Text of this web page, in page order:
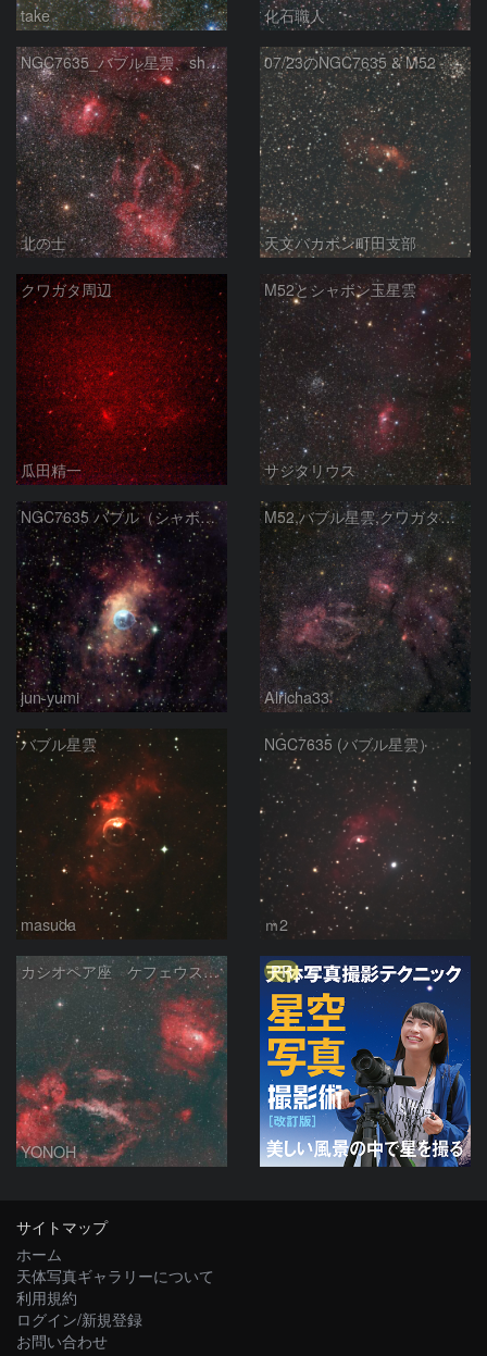
take 化石職人
NGC7635_バブル星雲、sh2-157_くわがた星雲
北の士
07/23のNGC7635 & M52
天文バカボン町田支部
クワガタ周辺
瓜田精一
M52とシャボン玉星雲
サジタリウス
NGC7635 バブル（シャボン玉）星雲
jun-yumi
M52,バブル星雲,クワガタ星雲
Alricha33
バブル星雲
masuda
NGC7635 (バブル星雲）
ｍ2
カシオペア座 ケフェウス座の境界付近 HOO
YONOH
PR
サイトマップ
ホーム
天体写真ギャラリーについて
利用規約
ログイン/新規登録
お問い合わせ